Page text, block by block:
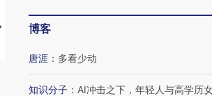
【推广】走进第四届链博
博客
唐涯 ： 多看少动
知识分子 ： AI冲击之下，年轻人与高学历